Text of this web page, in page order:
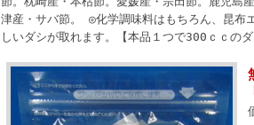
津産・サバ節。 ◎化学調味料はもちろん、昆布
しいダシが取れます。【本品１つで300ｃｃのダ